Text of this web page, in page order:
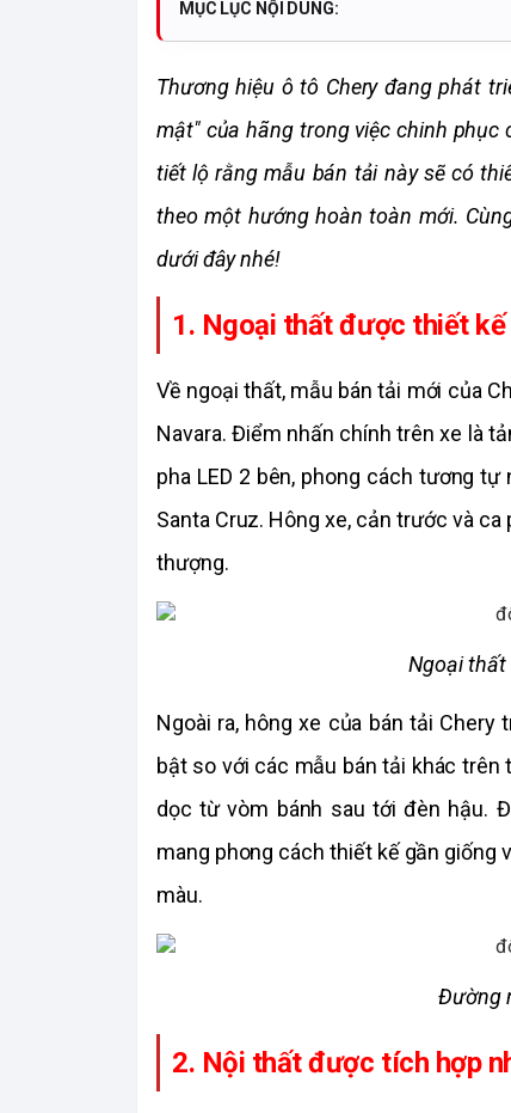
MỤC LỤC NỘI DUNG:
Thương hiệu ô tô Chery đang phát
mật" của hãng trong việc chinh phục
tiết lộ rằng mẫu bán tải này sẽ có
theo một hướng hoàn toàn mới.
dưới đây nhé!
1. Ngoại thất được thiết
Về ngoại thất, mẫu bán tải mới của
Navara. Điểm nhấn chính trên xe là
pha LED 2 bên, phong cách tương
Santa Cruz. Hông xe, cản trước và
thượng.
Ngoại
Ngoài ra, hông xe của bán tải
bật so với các mẫu bán tải khác trên
dọc từ vòm bánh sau tới đèn hậu.
mang phong cách thiết kế gần giống
màu.
Đường
2. Nội thất được tích hợp